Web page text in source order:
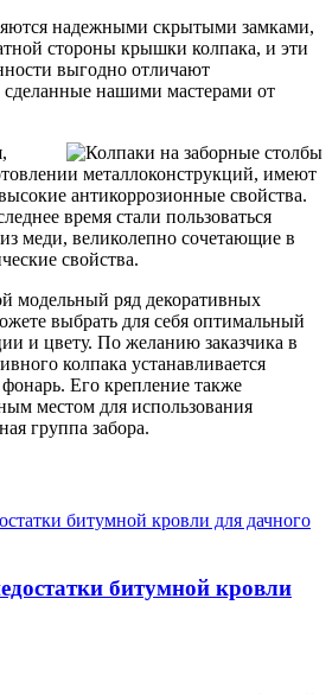
надежными скрытыми замками,
стороны крышки колпака, и эти
выгодно отличают
сделанные нашими мастерами от
металлоконструкций, имеют
антикоррозионные свойства.
время стали пользоваться
меди, великолепно сочетающие в
свойства.
модельный ряд декоративных
выбрать для себя оптимальный
и цвету. По желанию заказчика в
колпака устанавливается
Его крепление также
местом для использования
группа забора.
битумной кровли